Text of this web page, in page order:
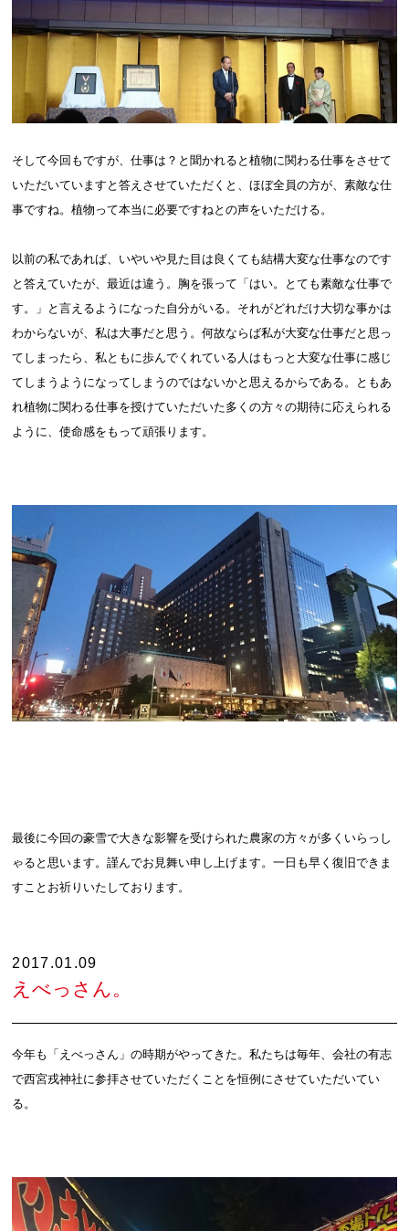
そして今回もですが、仕事は？と聞かれると植物に関わる仕事をさせて
いただいていますと答えさせていただくと、ほぼ全員の方が、素敵な仕
事ですね。植物って本当に必要ですねとの声をいただける。
以前の私であれば、いやいや見た目は良くても結構大変な仕事なのです
と答えていたが、最近は違う。胸を張って「はい。とても素敵な仕事で
す。」と言えるようになった自分がいる。それがどれだけ大切な事かは
わからないが、私は大事だと思う。何故ならば私が大変な仕事だと思っ
てしまったら、私ともに歩んでくれている人はもっと大変な仕事に感じ
てしまうようになってしまうのではないかと思えるからである。ともあ
れ植物に関わる仕事を授けていただいた多くの方々の期待に応えられる
ように、使命感をもって頑張ります。
最後に今回の豪雪で大きな影響を受けられた農家の方々が多くいらっし
ゃると思います。謹んでお見舞い申し上げます。一日も早く復旧できま
すことお祈りいたしております。
2017.01.09
えべっさん。
今年も「えべっさん」の時期がやってきた。私たちは毎年、会社の有志
で西宮戎神社に参拝させていただくことを恒例にさせていただいてい
る。